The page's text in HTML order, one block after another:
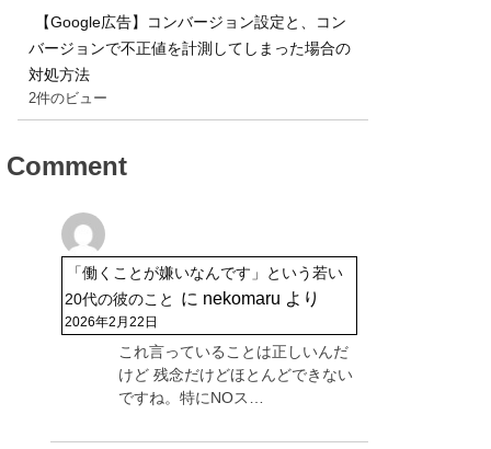
【Google広告】コンバージョン設定と、コン
バージョンで不正値を計測してしまった場合の
対処方法
2件のビュー
Comment
「働くことが嫌いなんです」という若い
20代の彼のこと
に nekomaru より
2026年2月22日
これ言っていることは正しいんだ
けど 残念だけどほとんどできない
ですね。特にNOス…